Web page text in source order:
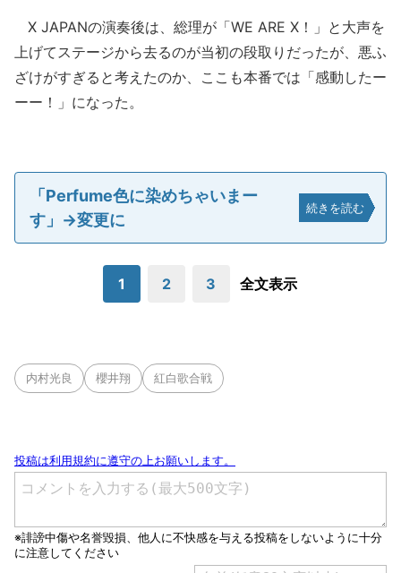
X JAPANの演奏後は、総理が「WE ARE X！」と大声を
上げてステージから去るのが当初の段取りだったが、悪ふ
ざけがすぎると考えたのか、ここも本番では「感動したー
ーー！」になった。
「Perfume色に染めちゃいまー
す」→変更に
続きを読む
1 2 3 全文表示
内村光良 櫻井翔 紅白歌合戦